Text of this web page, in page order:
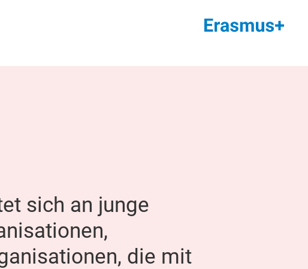
sich an junge
die mit